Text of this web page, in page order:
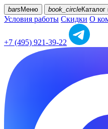
bars Меню book_circleКаталог
Условия работы Скидки О
+7 (495) 921-39-22